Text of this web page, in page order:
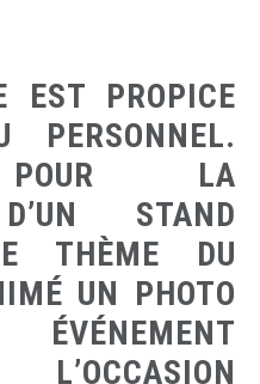
EST PROPICE
POUR LA
STAND
THÈME DU
UN PHOTO
L’OCCASION